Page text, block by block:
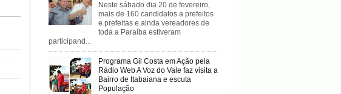
Neste sábado dia 20 de fevereiro,
mais de 160 candidatos a prefeitos
e prefeitas e ainda vereadores de
toda a Paraíba estiveram
participand...
Programa Gil Costa em Ação pela
Rádio Web A Voz do Vale faz visita a
Bairro de Itabaiana e escuta
População